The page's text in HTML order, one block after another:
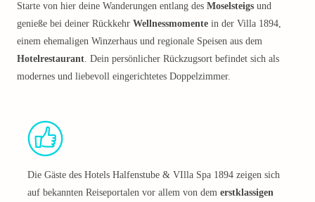
Starte von hier deine Wanderungen entlang des Moselsteigs und
genieße bei deiner Rückkehr Wellnessmomente in der Villa 1894,
einem ehemaligen Winzerhaus und regionale Speisen aus dem
Hotelrestaurant. Dein persönlicher Rückzugsort befindet sich als
modernes und liebevoll eingerichtetes Doppelzimmer.
Die Gäste des Hotels Halfenstube & VIlla Spa 1894 zeigen sich
auf bekannten Reiseportalen vor allem von dem erstklassigen